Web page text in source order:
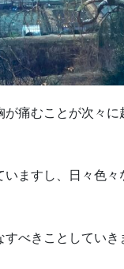
痛むことが次々
ますし、日々色
べきことしていき